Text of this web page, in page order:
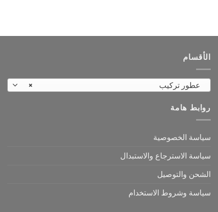
لهذا
يمكن
اختيار
الخيارات
على
المنتج
لهذا
الخيارات
على
الأقسام
× عطور تركيب
روابط هامة
سياسة الخصوصية
سياسة الاسترجاع والاستبدال
الشحن والتوصيل
سياسة وشروط الاستخدام